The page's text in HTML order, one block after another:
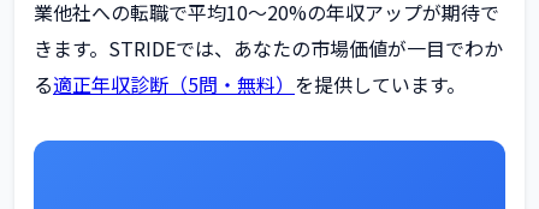
業他社への転職で平均10〜20%の年収アップが期待で
きます。STRIDEでは、あなたの市場価値が一目でわか
る適正年収診断（5問・無料） を提供しています。